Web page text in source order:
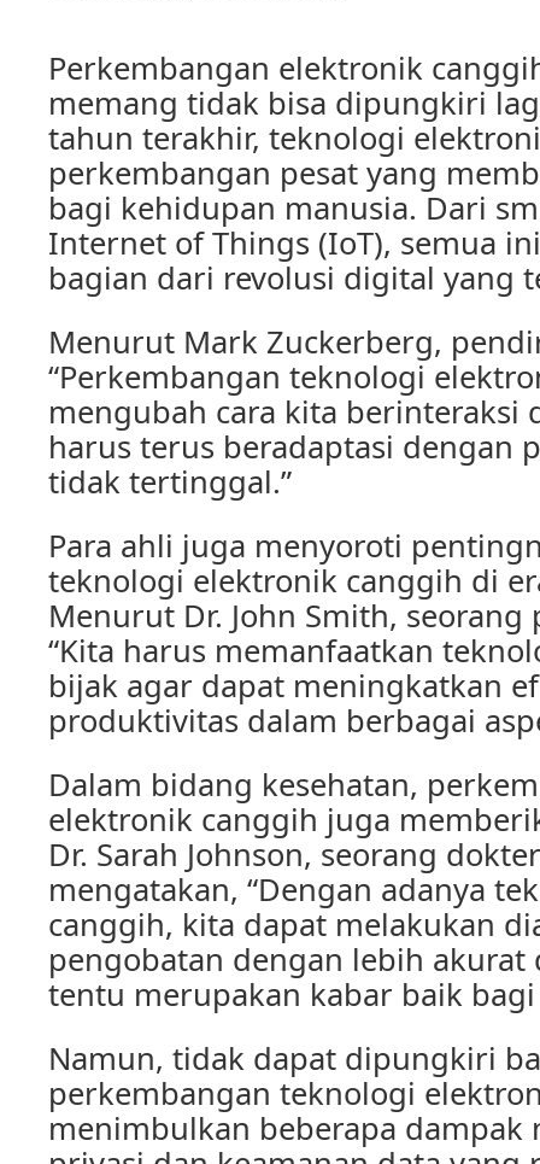
Perkembangan elektronik
memang tidak bisa dipungkiri
tahun terakhir, teknologi
perkembangan pesat yang
bagi kehidupan manusia. Dari
Internet of Things (IoT), semua
bagian dari revolusi digital yang
Menurut Mark Zuckerberg,
“Perkembangan teknologi
mengubah cara kita berinteraksi
harus terus beradaptasi dengan
tidak tertinggal.”
Para ahli juga menyoroti
teknologi elektronik canggih di
Menurut Dr. John Smith,
“Kita harus memanfaatkan
bijak agar dapat meningkatkan
produktivitas dalam berbagai
Dalam bidang kesehatan,
elektronik canggih juga
Dr. Sarah Johnson, seorang
mengatakan, “Dengan adanya
canggih, kita dapat melakukan
pengobatan dengan lebih akurat
tentu merupakan kabar baik bagi
Namun, tidak dapat dipungkiri
perkembangan teknologi
menimbulkan beberapa dampak